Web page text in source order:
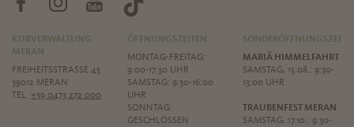
KURVERWALTUNG
MERAN
FREIHEITSSTRASSE 45
39012 MERAN
TEL.+39 0473 272 000
ÖFFNUNGSZEITEN
MONTAG-FREITAG:
9:00-17:30 UHR
SAMSTAG: 9:30-16:00
UHR
SONNTAG:
GESCHLOSSEN
MARIÄ HIMMELFAHRT
SAMSTAG, 15.08.: 9:30-
13:00 UHR
TRAUBENFEST MERAN
SAMSTAG, 17.10.: 9:30-